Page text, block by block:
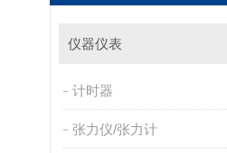
仪器仪表
计时器
张力仪/张力计